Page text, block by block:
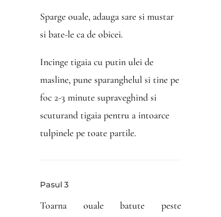
Sparge ouale, adauga sare si mustar
si bate-le ca de obicei.
Incinge tigaia cu putin ulei de
masline, pune sparanghelul si tine pe
foc 2-3 minute supraveghind si
scuturand tigaia pentru a intoarce
tulpinele pe toate partile.
Pasul 3
Toarna ouale batute peste